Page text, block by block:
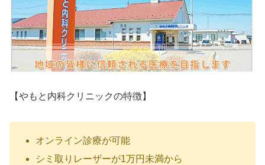
【やもと内科クリニックの特徴】
オンライン診療が可能
シミ取りレーザーが1万円未満から